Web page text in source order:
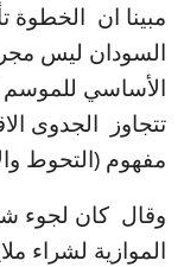
مبينا ان
السودان ليس
الأساسي
تتجاوز الجدوى
مفهوم (التحوط
وقال كان لجوء
الموازية لشراء